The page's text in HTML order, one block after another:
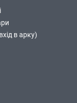
в арку)